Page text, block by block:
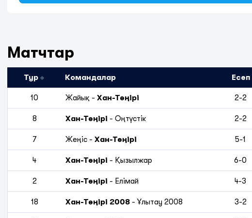
Матчтар
Тур Командалар Есеп
10 Жайық - Хан-Тәңірі 2-2
8 Хан-Тәңірі - Оңтүстік 2-2
7 Жеңіс - Хан-Тәңірі 5-1
4 Хан-Тәңірі - Қызылжар 6-0
2 Хан-Тәңірі - Елімай 4-3
18 Хан-Тәңірі 2008 - Ұлытау 2008 3-2